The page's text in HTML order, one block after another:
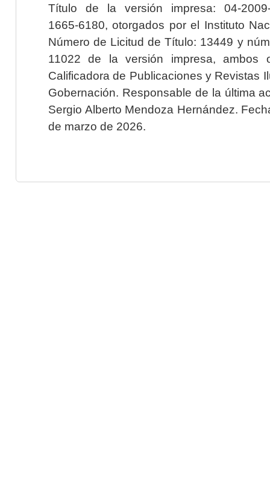
Título de la versión impresa: 04-2009-
1665-6180, otorgados por el Instituto
Número de Licitud de Título: 13449 y
11022 de la versión impresa, ambos
Calificadora de Publicaciones y Revistas
Gobernación. Responsable de la última
Sergio Alberto Mendoza Hernández.
de marzo de 2026.